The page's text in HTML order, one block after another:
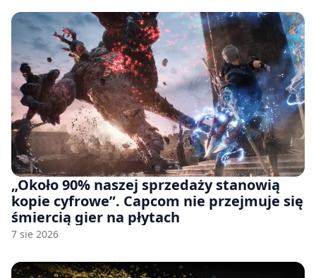
„Około 90% naszej sprzedaży stanowią
kopie cyfrowe”. Capcom nie przejmuje się
śmiercią gier na płytach
7 sie 2026